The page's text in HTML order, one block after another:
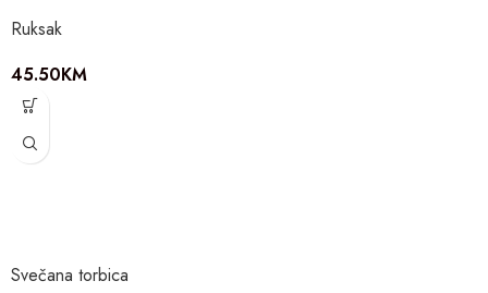
Ruksak
45.50KM
Svečana torbica